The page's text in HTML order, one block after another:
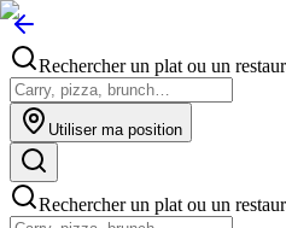
Rechercher un plat ou un
Utiliser ma position
Rechercher un plat ou un